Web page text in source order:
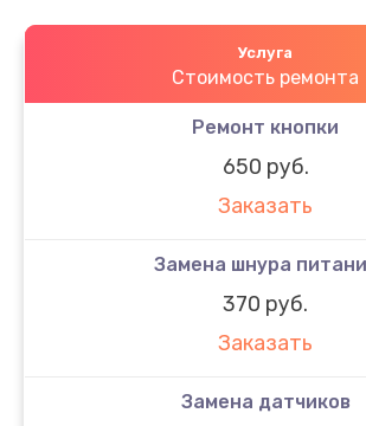
Услуга
Стоимость ремонта
Ремонт кнопки
650 руб.
Заказать
Замена шнура
370 руб.
Заказать
Замена датчиков